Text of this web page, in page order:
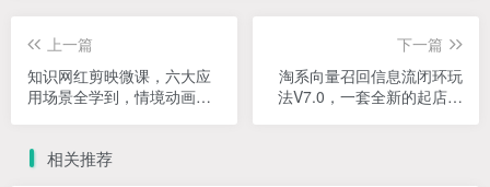
上一篇
知识网红剪映微课，六大应
用场景全学到，情境动画，
下一篇
淘系向量召回信息流闭环玩
法V7.0，一套全新的起店流
相关推荐